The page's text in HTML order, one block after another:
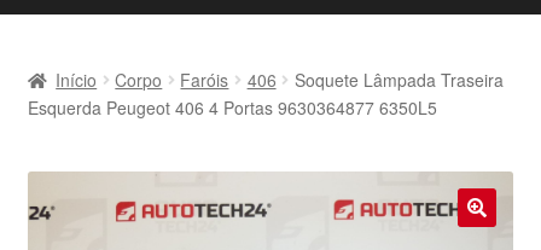
a
o
Carrinho
Contato
Início Corpo Faróis 406
Soquete Lâmpada Traseira
Esquerda Peugeot 406 4 Portas 9630364877 6350L5